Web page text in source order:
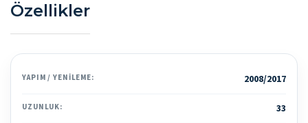
Özellikler
YAPIM / YENILEME: 2008/2017
UZUNLUK: 33